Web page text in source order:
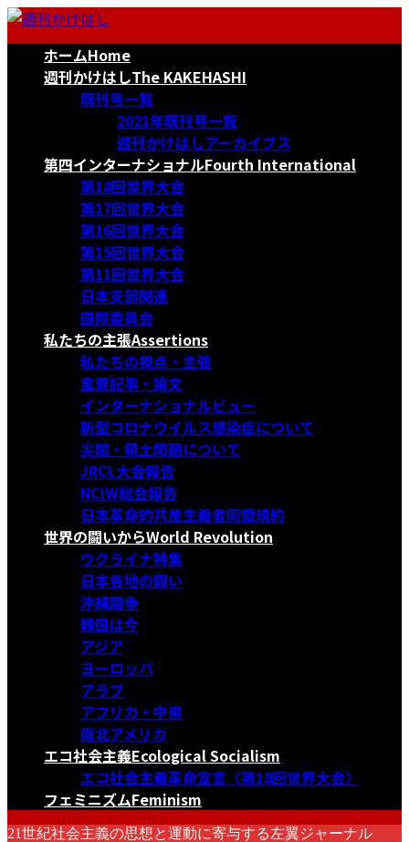
コ
ナ
ホームHome
週刊かけはしThe KAKEHASHI
既刊号一覧
2021年既刊号一覧
週刊かけはしアーカイブス
第四インターナショナルFourth International
第18回世界大会
第17回世界大会
第16回世界大会
第15回世界大会
第11回世界大会
日本支部関連
国際委員会
私たちの主張Assertions
私たちの視点・主張
重要記事・論文
インターナショナルビュー
新型コロナウイルス感染症について
尖閣・領土問題について
JRCL大会報告
NCIW総会報告
日本革命的共産主義者同盟規約
世界の闘いからWorld Revolution
ウクライナ特集
日本各地の闘い
沖縄闘争
韓国は今
アジア
ヨーロッパ
アラブ
アフリカ・中東
南北アメリカ
エコ社会主義Ecological Socialism
エコ社会主義革命宣言〈第18回世界大会〉
フェミニズムFeminism
21世紀社会主義の思想と運動に寄与する左翼ジャーナル